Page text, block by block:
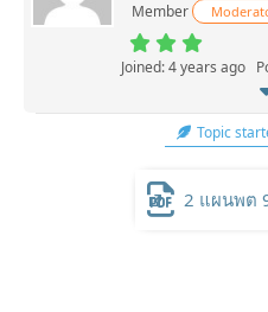
Member
Joined: 4 years ago
Topic
2 แผนพต